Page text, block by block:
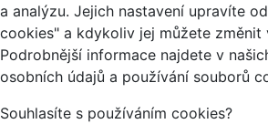
a analýzu. Jejich nastavení upravíte
cookies" a kdykoliv jej můžete změnit
Podrobnější informace najdete v
osobních údajů a používání souborů
Souhlasíte s používáním cookies?